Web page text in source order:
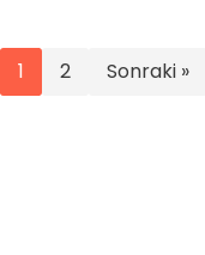
1 2 Sonraki »